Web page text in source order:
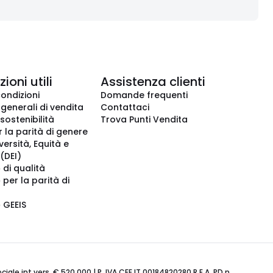
utili
di vendita
la parità di genere
Equità e
qualità
per la parità di
Assistenza clienti
Domande frequenti
Contattaci
Trova Punti Vendita